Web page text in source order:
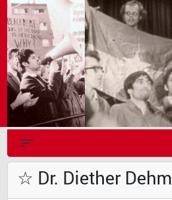
☆ Dr. Diether Dehm